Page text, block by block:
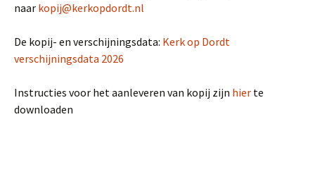
naar kopij@kerkopdordt.nl
De kopij- en verschijningsdata: Kerk op Dordt
verschijningsdata 2026
Instructies voor het aanleveren van kopij zijn hier te
downloaden